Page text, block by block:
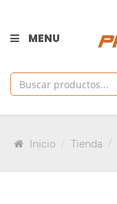
MENU
Inicio Tienda